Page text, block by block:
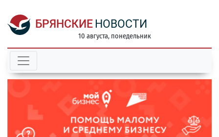
БРЯНСКИЕ НОВОСТИ
10 августа, понедельник